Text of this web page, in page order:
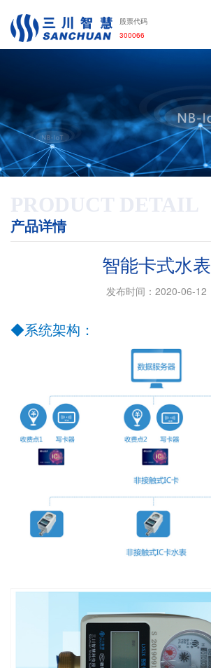
股票代码
300066
PRODUCT DETAIL
产品详情
智能卡式水表
发布时间：2020-06-12
◆系统架构：